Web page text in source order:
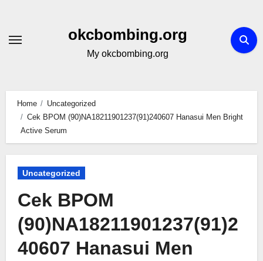
content
okcbombing.org
My okcbombing.org
Home
Uncategorized
Cek BPOM (90)NA18211901237(91)240607 Hanasui Men Bright
Active Serum
Uncategorized
Cek BPOM
(90)NA18211901237(91)2
40607 Hanasui Men